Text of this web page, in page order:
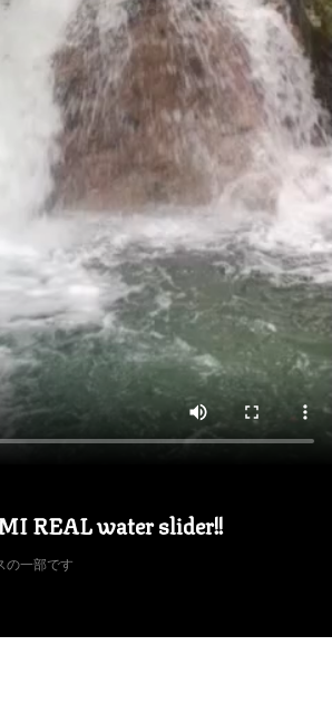
REAL water slider!!
の一部です